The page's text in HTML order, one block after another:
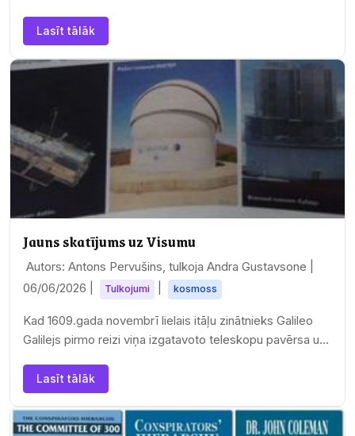
Lasīt tālāk
Jauns skatījums uz Visumu
Autors: Antons Pervušins, tulkoja Andra Gustavsone |
06/06/2026
Tulkojumi kosmoss
Kad 1609.gada novembrī lielais itāļu zinātnieks Galileo
Galilejs pirmo reizi viņa izgatavoto teleskopu pavērsa uz
Lasīt tālāk